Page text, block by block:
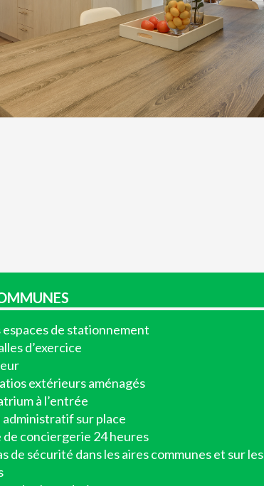
espaces de stationnement
d’exercice
extérieurs aménagés
à l’entrée
administratif sur place
de conciergerie 24 heures
de sécurité dans les aires communes et sur les